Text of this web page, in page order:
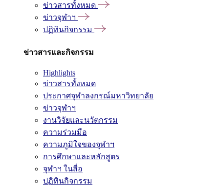
ข่าวสารทั้งหมด
ข่าวจุฬาฯ
ปฏิทินกิจกรรม
ข่าวสารและกิจกรรม
Highlights
ข่าวสารทั้งหมด
ประกาศจุฬาลงกรณ์มหาวิทยาลัย
ข่าวจุฬาฯ
งานวิจัยและนวัตกรรม
ความร่วมมือ
ความภูมิใจของจุฬาฯ
การศึกษาและหลักสูตร
จุฬาฯ ในสื่อ
ปฏิทินกิจกรรม